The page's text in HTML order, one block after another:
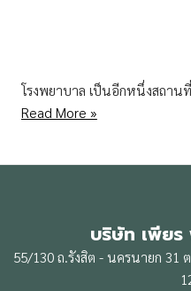
โรงพยาบาล เป็นอีกหนึ่งสถา
Read More »
บริษัท เพียร
55/130 ถ.รังสิต - นครนายก 31